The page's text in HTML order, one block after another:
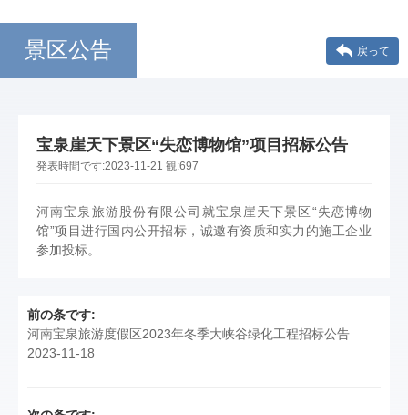
景区公告 戻って
宝泉崖天下景区“失恋博物馆”项目招标公告
発表時間です:2023-11-21 観:697
河南宝泉旅游股份有限公司就宝泉崖天下景区“失恋博物
馆”项目进行国内公开招标，诚邀有资质和实力的施工企业
参加投标。
前の条です:
河南宝泉旅游度假区2023年冬季大峡谷绿化工程招标公告
2023-11-18